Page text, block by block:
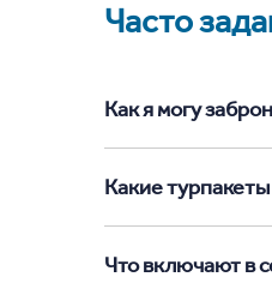
Часто
Как я могу
Какие
Что включают в